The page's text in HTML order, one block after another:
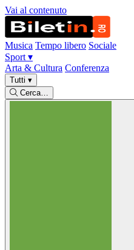
Vai al contenuto
Musica Tempo libero Sociale
Sport ▾
Arta & Cultura Conferenza
Tutti ▾
Cerca…